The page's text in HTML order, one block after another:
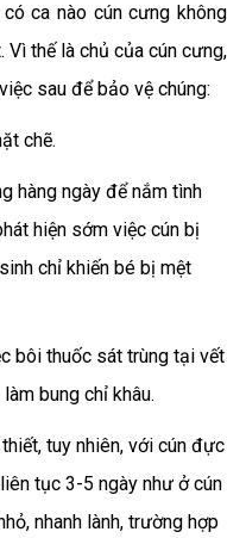
ca nào cún cưng không
Vì thế là chủ của cún cưng,
sau để bảo vệ chúng:
chẽ.
hàng ngày để nắm tình
hiện sớm việc cún bị
chỉ khiến bé bị mệt
bôi thuốc sát trùng tại vết
bung chỉ khâu.
tuy nhiên, với cún đực
tục 3-5 ngày như ở cún
nhanh lành, trường hợp